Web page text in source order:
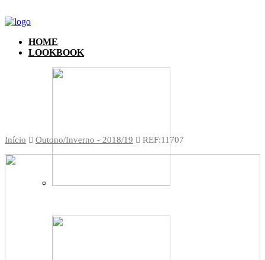
HOME
LOOKBOOK
Início Outono/Inverno - 2018/19 REF:11707